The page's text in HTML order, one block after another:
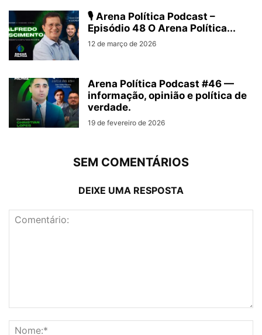
🎙️ Arena Política Podcast –
Episódio 48 O Arena Política...
12 de março de 2026
Arena Política Podcast #46 —
informação, opinião e política de
verdade.
19 de fevereiro de 2026
SEM COMENTÁRIOS
DEIXE UMA RESPOSTA